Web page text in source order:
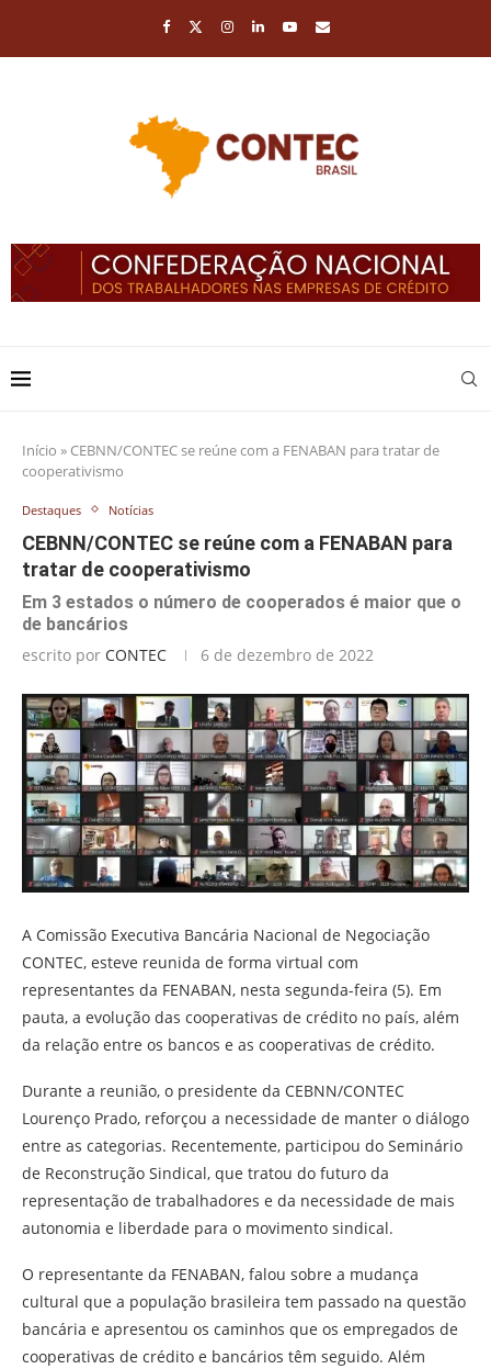
Início » CEBNN/CONTEC se reúne com a FENABAN para tratar de
cooperativismo
Destaques Notícias
CEBNN/CONTEC se reúne com a FENABAN para
tratar de cooperativismo
Em 3 estados o número de cooperados é maior que o
de bancários
escrito por CONTEC 6 de dezembro de 2022
A Comissão Executiva Bancária Nacional de Negociação
CONTEC, esteve reunida de forma virtual com
representantes da FENABAN, nesta segunda-feira (5). Em
pauta, a evolução das cooperativas de crédito no país, além
da relação entre os bancos e as cooperativas de crédito.
Durante a reunião, o presidente da CEBNN/CONTEC
Lourenço Prado, reforçou a necessidade de manter o diálogo
entre as categorias. Recentemente, participou do Seminário
de Reconstrução Sindical, que tratou do futuro da
representação de trabalhadores e da necessidade de mais
autonomia e liberdade para o movimento sindical.
O representante da FENABAN, falou sobre a mudança
cultural que a população brasileira tem passado na questão
bancária e apresentou os caminhos que os empregados de
cooperativas de crédito e bancários têm seguido. Além